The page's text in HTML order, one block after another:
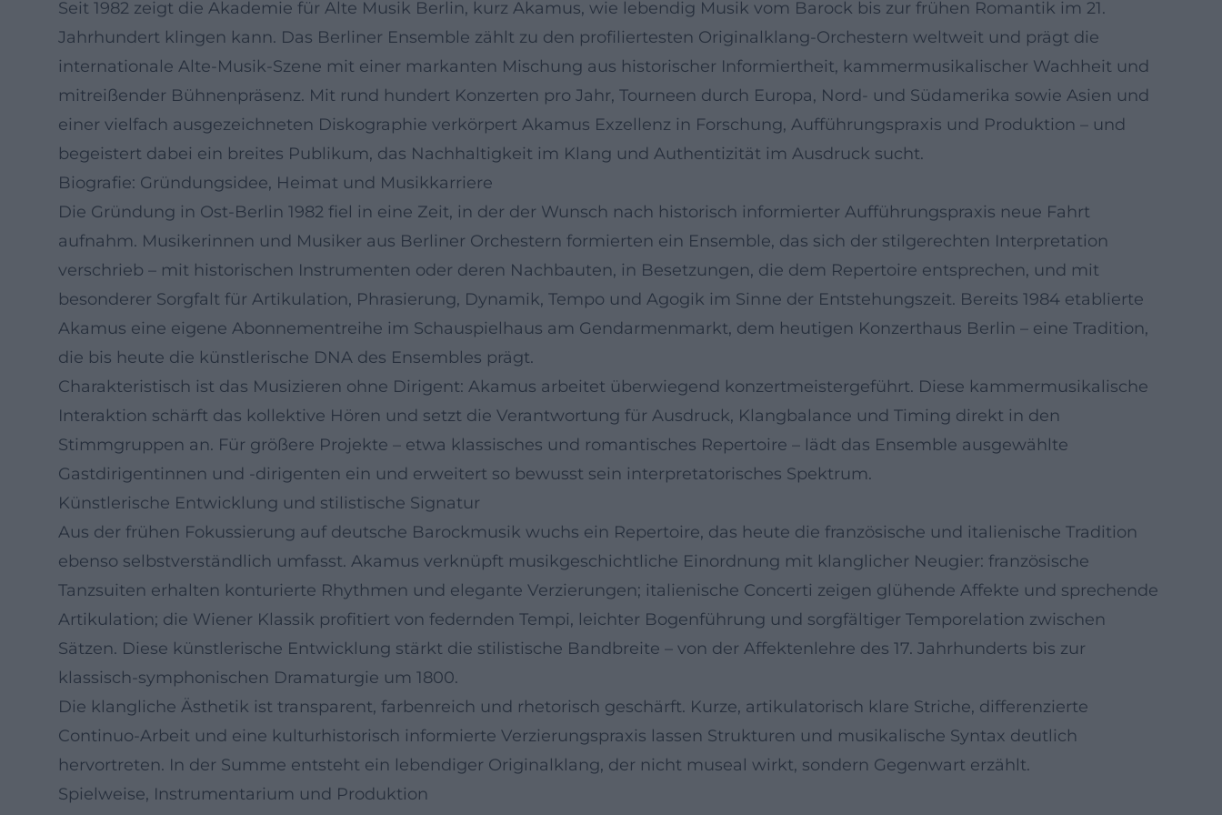
Seit 1982 zeigt die Akademie für Alte Musik Berlin, kurz Akamus, wie lebendig Musik vom Barock bis zur frühen Romantik im 21.
Jahrhundert klingen kann. Das Berliner Ensemble zählt zu den profiliertesten Originalklang-Orchestern weltweit und prägt die
internationale Alte-Musik-Szene mit einer markanten Mischung aus historischer Informiertheit, kammermusikalischer Wachheit und
mitreißender Bühnenpräsenz. Mit rund hundert Konzerten pro Jahr, Tourneen durch Europa, Nord- und Südamerika sowie Asien und
einer vielfach ausgezeichneten Diskographie verkörpert Akamus Exzellenz in Forschung, Aufführungspraxis und Produktion – und
begeistert dabei ein breites Publikum, das Nachhaltigkeit im Klang und Authentizität im Ausdruck sucht.
Biografie: Gründungsidee, Heimat und Musikkarriere
Die Gründung in Ost-Berlin 1982 fiel in eine Zeit, in der der Wunsch nach historisch informierter Aufführungspraxis neue Fahrt
aufnahm. Musikerinnen und Musiker aus Berliner Orchestern formierten ein Ensemble, das sich der stilgerechten Interpretation
verschrieb – mit historischen Instrumenten oder deren Nachbauten, in Besetzungen, die dem Repertoire entsprechen, und mit
besonderer Sorgfalt für Artikulation, Phrasierung, Dynamik, Tempo und Agogik im Sinne der Entstehungszeit. Bereits 1984 etablierte
Akamus eine eigene Abonnementreihe im Schauspielhaus am Gendarmenmarkt, dem heutigen Konzerthaus Berlin – eine Tradition,
die bis heute die künstlerische DNA des Ensembles prägt.
Charakteristisch ist das Musizieren ohne Dirigent: Akamus arbeitet überwiegend konzertmeistergeführt. Diese kammermusikalische
Interaktion schärft das kollektive Hören und setzt die Verantwortung für Ausdruck, Klangbalance und Timing direkt in den
Stimmgruppen an. Für größere Projekte – etwa klassisches und romantisches Repertoire – lädt das Ensemble ausgewählte
Gastdirigentinnen und -dirigenten ein und erweitert so bewusst sein interpretatorisches Spektrum.
Künstlerische Entwicklung und stilistische Signatur
Aus der frühen Fokussierung auf deutsche Barockmusik wuchs ein Repertoire, das heute die französische und italienische Tradition
ebenso selbstverständlich umfasst. Akamus verknüpft musikgeschichtliche Einordnung mit klanglicher Neugier: französische
Tanzsuiten erhalten konturierte Rhythmen und elegante Verzierungen; italienische Concerti zeigen glühende Affekte und sprechende
Artikulation; die Wiener Klassik profitiert von federnden Tempi, leichter Bogenführung und sorgfältiger Temporelation zwischen
Sätzen. Diese künstlerische Entwicklung stärkt die stilistische Bandbreite – von der Affektenlehre des 17. Jahrhunderts bis zur
klassisch-symphonischen Dramaturgie um 1800.
Die klangliche Ästhetik ist transparent, farbenreich und rhetorisch geschärft. Kurze, artikulatorisch klare Striche, differenzierte
Continuo-Arbeit und eine kulturhistorisch informierte Verzierungspraxis lassen Strukturen und musikalische Syntax deutlich
hervortreten. In der Summe entsteht ein lebendiger Originalklang, der nicht museal wirkt, sondern Gegenwart erzählt.
Spielweise, Instrumentarium und Produktion